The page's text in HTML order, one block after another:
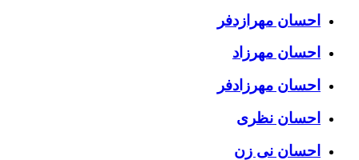
احسان مهرازدفر
احسان مهرزاد
احسان مهرزادفر
احسان نظری
احسان نی زن